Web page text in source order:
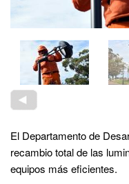
El Departamento de
recambio total de las
equipos más eficientes.